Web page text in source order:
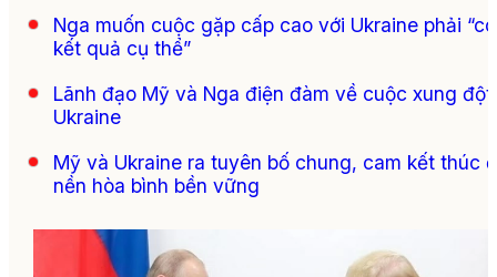
Nga muốn cuộc gặp cấp cao với Ukraine phải “có
kết quả cụ thể”
Lãnh đạo Mỹ và Nga điện đàm về cuộc xung đột
Ukraine
Mỹ và Ukraine ra tuyên bố chung, cam kết thúc
nền hòa bình bền vững